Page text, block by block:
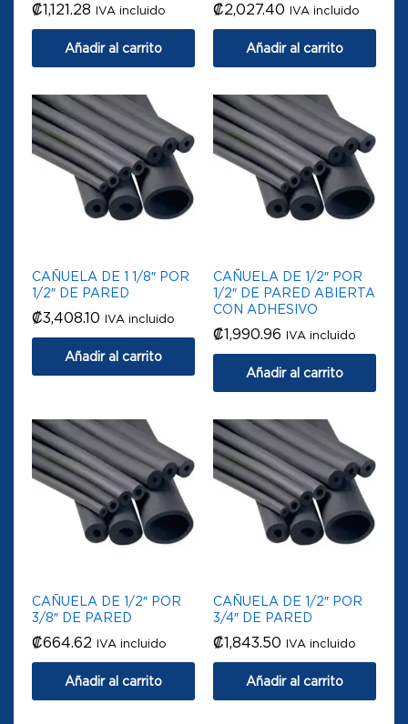
₡1,121.28 IVA incluido
Añadir al carrito
₡2,027.40 IVA incluido
Añadir al carrito
CAÑUELA DE 1 1/8″ POR
1/2″ DE PARED
₡3,408.10 IVA incluido
Añadir al carrito
CAÑUELA DE 1/2″ POR
1/2″ DE PARED ABIERTA
CON ADHESIVO
₡1,990.96 IVA incluido
Añadir al carrito
CAÑUELA DE 1/2″ POR
3/8″ DE PARED
₡664.62 IVA incluido
Añadir al carrito
CAÑUELA DE 1/2″ POR
3/4″ DE PARED
₡1,843.50 IVA incluido
Añadir al carrito